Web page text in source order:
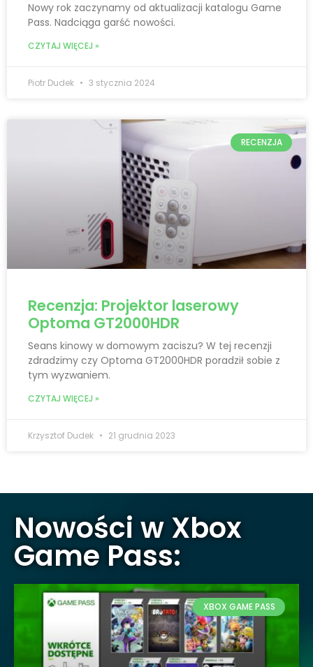
Nowy rok zaczynamy od aktualizacji katalogu Game
Pass. Nadciąga garść nowości.
CZYTAJ WIĘCEJ »
Piotr Dudek 3 stycznia 2024
RECENZJA
Recenzja: Projektor laserowy
Optoma GT2000HDR
Seans kinowy w domowym zaciszu? W tej recenzji
zdradzimy czy Optoma GT2000HDR poradził sobie z
tym wyzwaniem.
CZYTAJ WIĘCEJ »
Krzysztof Dudek 21 grudnia 2023
Nowości w Xbox
Game Pass:
XBOX GAME PASS